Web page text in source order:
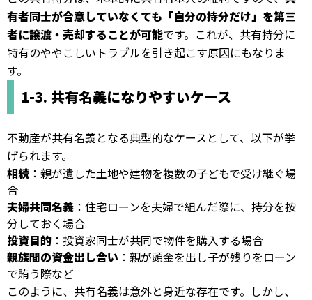
有者同士が合意していなくても「自分の持分だけ」を第三
者に譲渡・売却することが可能です。これが、共有持分に
特有のややこしいトラブルを引き起こす原因にもなりま
す。
1-3. 共有名義になりやすいケース
不動産が共有名義となる典型的なケースとして、以下が挙
げられます。
相続 ：親が遺した土地や建物を複数の子どもで受け継ぐ場
合
夫婦共同名義 ：住宅ローンを夫婦で組んだ際に、持分を按
分しておく場合
投資目的 ：投資家同士が共同で物件を購入する場合
親族間の資金出し合い ：親が頭金を出し子が残りをローン
で賄う際など
このように、共有名義は意外と身近な存在です。しかし、